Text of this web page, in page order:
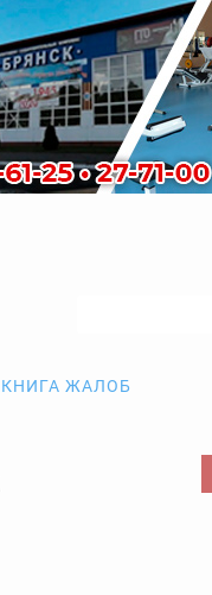
КНИГА ЖАЛОБ